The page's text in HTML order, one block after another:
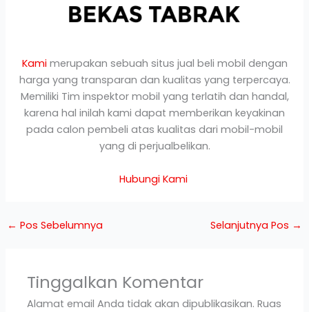
Kamimerupakan sebuah situs jual beli mobil dengan
harga yang transparan dan kualitas yang terpercaya.
Memiliki Tim inspektor mobil yang terlatih dan handal,
karena hal inilah kami dapat memberikan keyakinan
pada calon pembeli atas kualitas dari mobil-mobil
yang di perjualbelikan.
Hubungi Kami
← Pos Sebelumnya Selanjutnya Pos →
Tinggalkan Komentar
Alamat email Anda tidak akan dipublikasikan. Ruas